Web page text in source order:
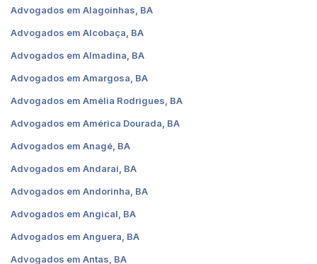
Advogados em Alagoinhas, BA
Advogados em Alcobaça, BA
Advogados em Almadina, BA
Advogados em Amargosa, BA
Advogados em Amélia Rodrigues, BA
Advogados em América Dourada, BA
Advogados em Anagé, BA
Advogados em Andaraí, BA
Advogados em Andorinha, BA
Advogados em Angical, BA
Advogados em Anguera, BA
Advogados em Antas, BA